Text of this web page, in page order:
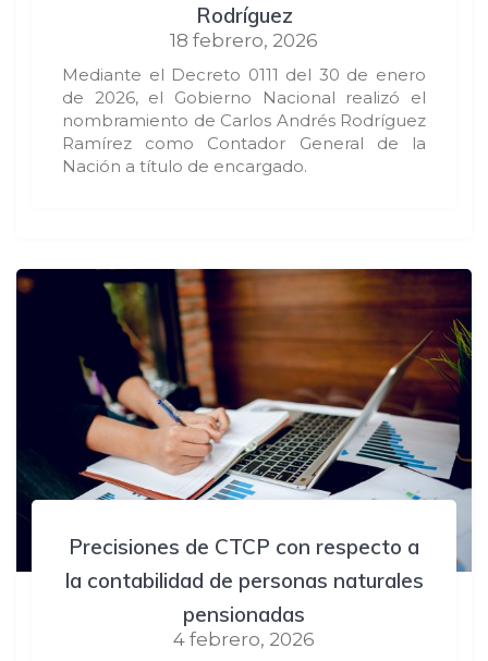
Rodríguez
18 febrero, 2026
Mediante el Decreto 0111 del 30 de enero
de 2026, el Gobierno Nacional realizó el
nombramiento de Carlos Andrés Rodríguez
Ramírez como Contador General de la
Nación a título de encargado.
Precisiones de CTCP con respecto a
la contabilidad de personas naturales
pensionadas
4 febrero, 2026